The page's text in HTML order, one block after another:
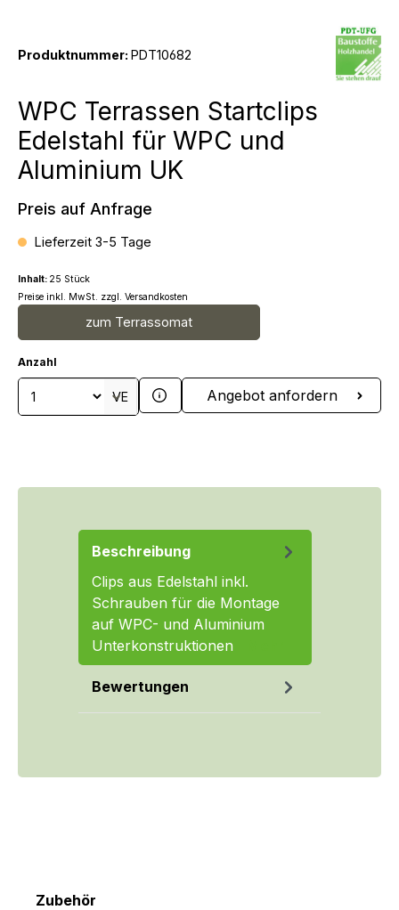
Produktnummer: PDT10682
WPC Terrassen Startclips
Edelstahl für WPC und
Aluminium UK
Preis auf Anfrage
Lieferzeit 3-5 Tage
Inhalt: 25 Stück
Preise inkl. MwSt. zzgl. Versandkosten
zum Terrassomat
Anzahl
Produkt Anzahl: Gib den
VE Angebot anfordern
Beschreibung
Clips aus Edelstahl inkl.
Schrauben für die Montage
auf WPC- und Aluminium
Unterkonstruktionen
Bewertungen
Produktgalerie überspringen
Zubehör